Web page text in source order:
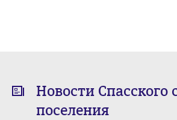
Новости Спасского
поселения